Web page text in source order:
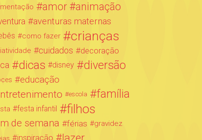
amor animação
aventuras maternas
como fazer crianças
cuidados
decoração
dicas disney diversão
educação
escola família
festa infantil filhos
de semana férias gravidez
inspiração